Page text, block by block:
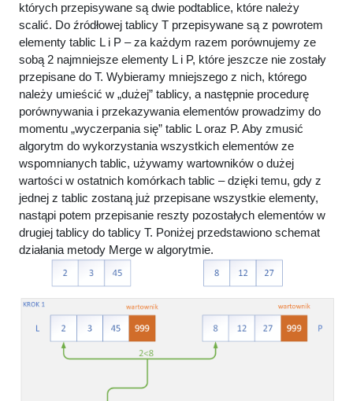
których przepisywane są dwie podtablice, które należy
scalić. Do źródłowej tablicy T przepisywane są z powrotem
elementy tablic L i P – za każdym razem porównujemy ze
sobą 2 najmniejsze elementy L i P, które jeszcze nie zostały
przepisane do T. Wybieramy mniejszego z nich, którego
należy umieścić w „dużej” tablicy, a następnie procedurę
porównywania i przekazywania elementów prowadzimy do
momentu „wyczerpania się” tablic L oraz P. Aby zmusić
algorytm do wykorzystania wszystkich elementów ze
wspomnianych tablic, używamy wartowników o dużej
wartości w ostatnich komórkach tablic – dzięki temu, gdy z
jednej z tablic zostaną już przepisane wszystkie elementy,
nastąpi potem przepisanie reszty pozostałych elementów w
drugiej tablicy do tablicy T. Poniżej przedstawiono schemat
działania metody Merge w algorytmie.